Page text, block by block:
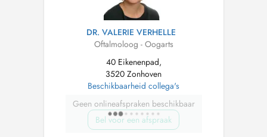
DR. VALERIE VERHELLE
Oftalmoloog - Oogarts
40 Eikenenpad,
3520 Zonhoven
Beschikbaarheid collega's
Geen onlineafspraken beschikbaar
Bel voor een afspraak